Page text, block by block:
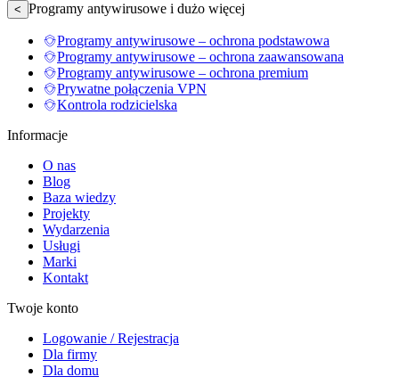
< Programy antywirusowe i dużo więcej
Programy antywirusowe – ochrona podstawowa
Programy antywirusowe – ochrona zaawansowana
Programy antywirusowe – ochrona premium
Prywatne połączenia VPN
Kontrola rodzicielska
Informacje
O nas
Blog
Baza wiedzy
Projekty
Wydarzenia
Usługi
Marki
Kontakt
Twoje konto
Logowanie / Rejestracja
Dla firmy
Dla domu